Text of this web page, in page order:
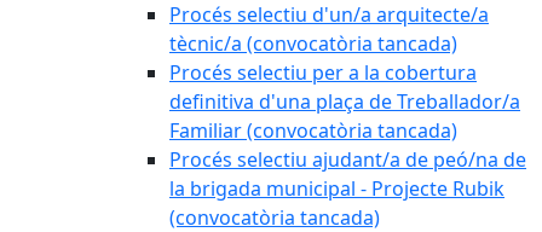
Procés selectiu d'un/a arquitecte/a
tècnic/a (convocatòria tancada)
Procés selectiu per a la cobertura
definitiva d'una plaça de Treballador/a
Familiar (convocatòria tancada)
Procés selectiu ajudant/a de peó/na de
la brigada municipal - Projecte Rubik
(convocatòria tancada)